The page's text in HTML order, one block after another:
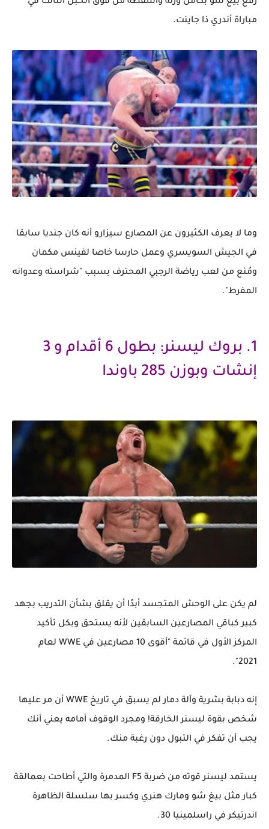
مباراة أندري ذا جاينت.
وما لا يعرف الكثيرون عن المصارع سيزارو أنه كان جنديا سابقا
في الجيش السويسري وعمل حارسا خاصا لفينس مكمان
ومُنع من لعب رياضة الرجبي المحترف بسبب "شراسته وعدوانه
المفرط".
1. بروك ليسنر: بطول 6 أقدام و 3
إنشات وبوزن 285 باوندا
لم يكن على الوحش المتجسد أبدًا أن يقلق بشأن التدريب بجهد
كبير كباقي المصارعين السابقين لأنه يستحق وبكل تأكيد
المركز الأول في قائمة "أقوى 10 مصارعين في WWE لعام
2021".
إنه دبابة بشرية وآلة دمار لم يسبق في تاريخ WWE أن مر عليها
شخص بقوة ليسنر الخارقة! ومجرد الوقوف أمامه يعني أنك
يجب أن تفكر في التبول دون رغبة منك.
يستمد ليسنر قوته من ضربة F5 المدمرة والتي أطاحت بعمالقة
كبار مثل بيغ شو ومارك هنري وكسر بها سلسلة الظاهرة
اندرتيكر في راسلمينيا 30.